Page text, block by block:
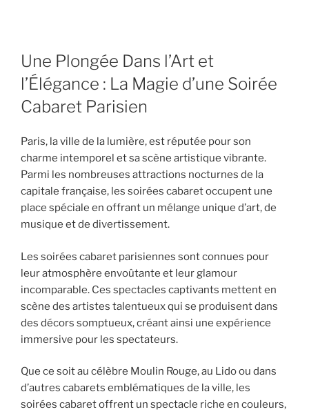
Une Plongée Dans l’Art et
l’Élégance : La Magie d’une Soirée
Cabaret Parisien
Paris, la ville de la lumière, est réputée pour son
charme intemporel et sa scène artistique vibrante.
Parmi les nombreuses attractions nocturnes de la
capitale française, les soirées cabaret occupent une
place spéciale en offrant un mélange unique d’art, de
musique et de divertissement.
Les soirées cabaret parisiennes sont connues pour
leur atmosphère envoûtante et leur glamour
incomparable. Ces spectacles captivants mettent en
scène des artistes talentueux qui se produisent dans
des décors somptueux, créant ainsi une expérience
immersive pour les spectateurs.
Que ce soit au célèbre Moulin Rouge, au Lido ou dans
d’autres cabarets emblématiques de la ville, les
soirées cabaret offrent un spectacle riche en couleurs,